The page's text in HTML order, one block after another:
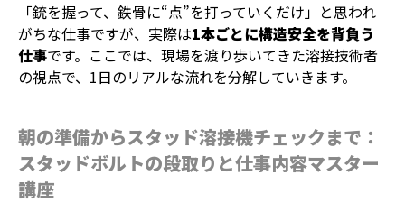
「銃を握って、鉄骨に“点”を打っていくだけ」と思われ
がちな仕事ですが、実際は1本ごとに構造安全を背負う
仕事です。ここでは、現場を渡り歩いてきた溶接技術者
の視点で、1日のリアルな流れを分解していきます。
朝の準備からスタッド溶接機チェックまで：
スタッドボルトの段取りと仕事内容マスター
講座